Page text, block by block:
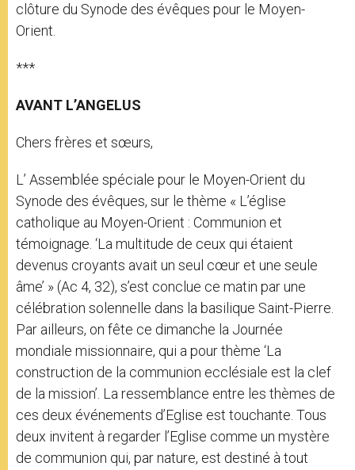
clôture du Synode des évêques pour le Moyen-
Orient.
***
AVANT L’ANGELUS
Chers frères et sœurs,
L’ Assemblée spéciale pour le Moyen-Orient du
Synode des évêques, sur le thème « L’église
catholique au Moyen-Orient : Communion et
témoignage. ‘La multitude de ceux qui étaient
devenus croyants avait un seul cœur et une seule
âme’ » (Ac 4, 32), s’est conclue ce matin par une
célébration solennelle dans la basilique Saint-Pierre.
Par ailleurs, on fête ce dimanche la Journée
mondiale missionnaire, qui a pour thème ‘La
construction de la communion ecclésiale est la clef
de la mission’. La ressemblance entre les thèmes de
ces deux événements d’Eglise est touchante. Tous
deux invitent à regarder l’Eglise comme un mystère
de communion qui, par nature, est destiné à tout